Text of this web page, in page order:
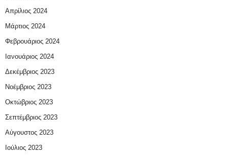
Απρίλιος 2024
Μάρτιος 2024
Φεβρουάριος 2024
Ιανουάριος 2024
Δεκέμβριος 2023
Νοέμβριος 2023
Οκτώβριος 2023
Σεπτέμβριος 2023
Αύγουστος 2023
Ιούλιος 2023